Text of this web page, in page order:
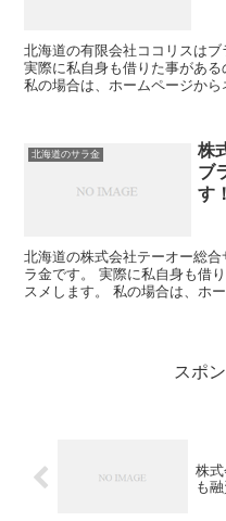
北海道の有限会社ココリスはブ
実際に私自身も借りた事がある
私の場合は、ホームページか
北海道のサラ金
株
ブ
す！
北海道の株式会社テーオー総
ラ金です。 実際に私自身も借
スメします。 私の場合は、ホ
スポ
株
も